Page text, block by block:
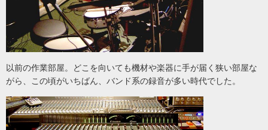
以前の作業部屋。どこを向いても機材や楽器に手が届く狭い部屋な
がら、この頃がいちばん、バンド系の録音が多い時代でした。